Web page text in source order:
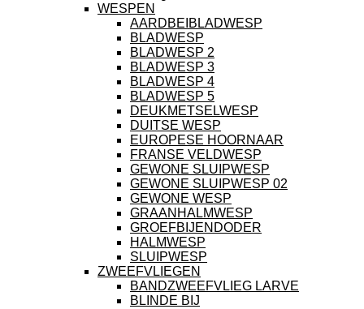
WESPEN
AARDBEIBLADWESP
BLADWESP
BLADWESP 2
BLADWESP 3
BLADWESP 4
BLADWESP 5
DEUKMETSELWESP
DUITSE WESP
EUROPESE HOORNAAR
FRANSE VELDWESP
GEWONE SLUIPWESP
GEWONE SLUIPWESP 02
GEWONE WESP
GRAANHALMWESP
GROEFBIJENDODER
HALMWESP
SLUIPWESP
ZWEEFVLIEGEN
BANDZWEEFVLIEG LARVE
BLINDE BIJ